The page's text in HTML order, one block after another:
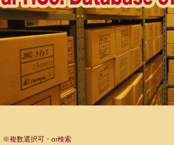
※複数選択可・or検索